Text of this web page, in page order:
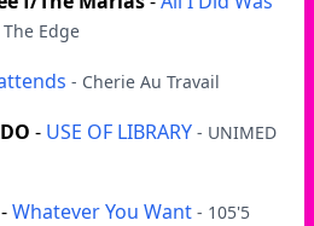
Edge
- Cherie Au Travail
- USE OF LIBRARY - UNIMED
-Whatever You Want - 105'5